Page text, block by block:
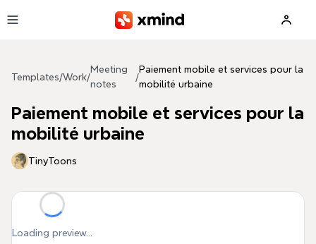
Templates/Work/
Meeting
notes
/
Paiement mobile et services pour la
mobilité urbaine
Paiement mobile et services pour la
mobilité urbaine
TinyToons
Loading preview...